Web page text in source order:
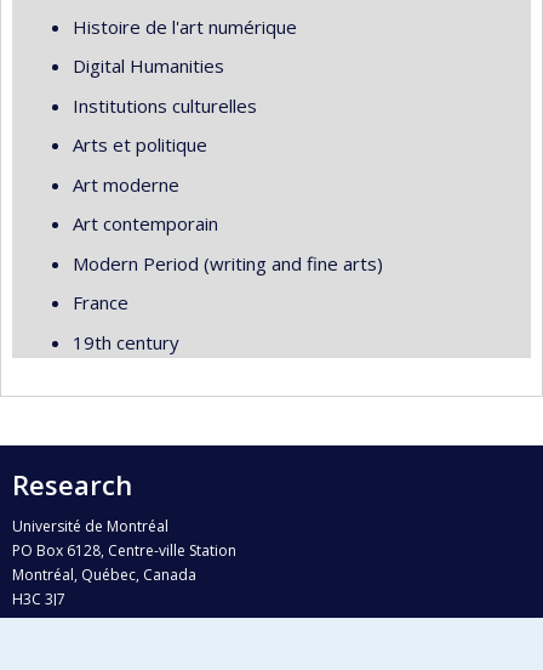
Histoire de l'art numérique
Digital Humanities
Institutions culturelles
Arts et politique
Art moderne
Art contemporain
Modern Period (writing and fine arts)
France
19th century
Research
Université de Montréal
PO Box 6128, Centre-ville Station
Montréal, Québec, Canada
H3C 3J7